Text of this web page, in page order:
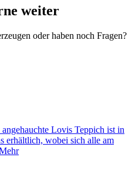
weiter
oder haben noch Fragen?
Lovis Teppich ist in
erhältlich, wobei sich alle am